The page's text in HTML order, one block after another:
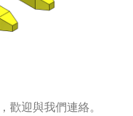
歡迎與我們連絡。